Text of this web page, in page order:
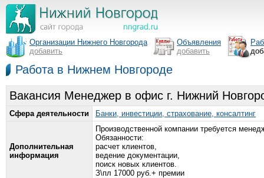
Организации Нижнего Новгорода
добавить
Объявления
добавить
Работа в Нижнем Новгороде
Вакансия Менеджер в офис г. Нижний
Сфера деятельности Банки, инвестиции, страхование, консалтинг
Дополнительная
информация
Производственной компании требуется
Обязанности:
расчет клиентов,
ведение документации,
поиск новых клиентов.
З\пл 17000 руб.+ премии